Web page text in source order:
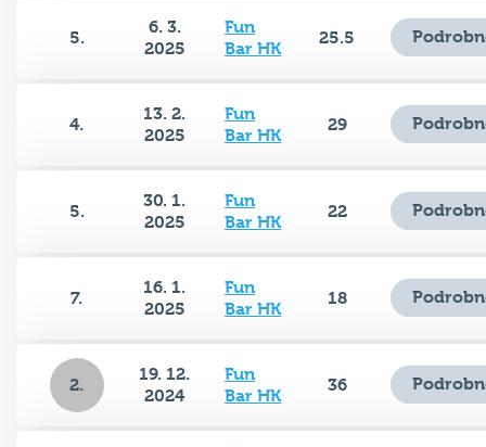
5.
6. 3.
2025
Fun
Bar HK
25.5
4.
13. 2.
2025
Fun
Bar HK
29
5.
30. 1.
2025
Fun
Bar HK
22
7.
16. 1.
2025
Fun
Bar HK
18
2.
19. 12.
2024
Fun
Bar HK
36